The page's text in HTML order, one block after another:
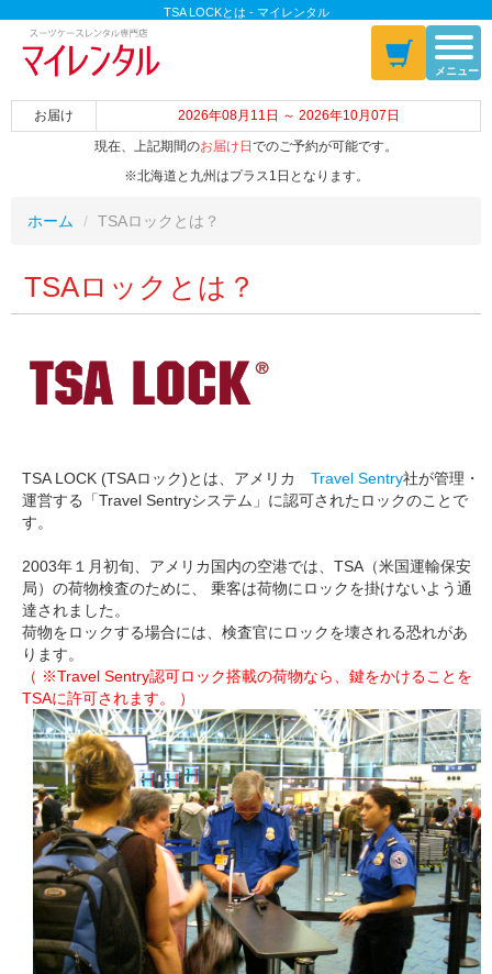
TSA LOCKとは - マイレンタル
メニュー
お届け
2026年08月11日 ～ 2026年10月07日
現在、上記期間のお届け日 でのご予約が可能です。
※北海道と九州はプラス1日となります。
ホーム TSAロックとは？
TSAロックとは？
TSA LOCK (TSAロック)とは、アメリカ Travel Sentry社が管理・
運営する「Travel Sentryシステム」に認可されたロックのことで
す。
2003年１月初旬、アメリカ国内の空港では、TSA（米国運輸保安
局）の荷物検査のために、 乗客は荷物にロックを掛けないよう通
達されました。
荷物をロックする場合には、検査官にロックを壊される恐れがあ
ります。
（ ※Travel Sentry認可ロック搭載の荷物なら、鍵をかけることを
TSAに許可されます。 ）